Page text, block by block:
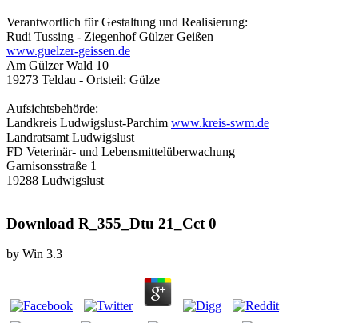
Verantwortlich für Gestaltung und Realisierung:
Rudi Tussing - Ziegenhof Gülzer Geißen
www.guelzer-geissen.de
Am Gülzer Wald 10
19273 Teldau - Ortsteil: Gülze
Aufsichtsbehörde:
Landkreis Ludwigslust-Parchim www.kreis-swm.de
Landratsamt Ludwigslust
FD Veterinär- und Lebensmittelüberwachung
Garnisonsstraße 1
19288 Ludwigslust
Download R_355_Dtu 21_Cct 0
by Win 3.3